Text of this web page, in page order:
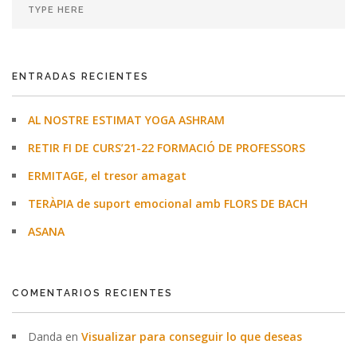
ENTRADAS RECIENTES
AL NOSTRE ESTIMAT YOGA ASHRAM
RETIR FI DE CURS’21-22 FORMACIÓ DE PROFESSORS
ERMITAGE, el tresor amagat
TERÀPIA de suport emocional amb FLORS DE BACH
ASANA
COMENTARIOS RECIENTES
Danda en Visualizar para conseguir lo que deseas